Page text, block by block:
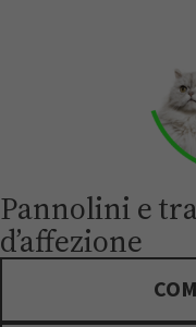
Pannolini e
d’affezione